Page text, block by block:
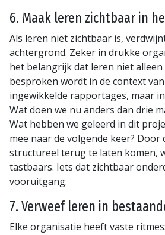
6. Maak leren zichtbaar in
Als leren niet zichtbaar is,
achtergrond. Zeker in drukke
het belangrijk dat leren niet
besproken wordt in de context
ingewikkelde rapportages, maar
Wat doen we nu anders dan drie
Wat hebben we geleerd in dit
mee naar de volgende keer?
structureel terug te laten komen,
tastbaars. Iets dat zichtbaar
vooruitgang.
7. Verweef leren in
Elke organisatie heeft vaste